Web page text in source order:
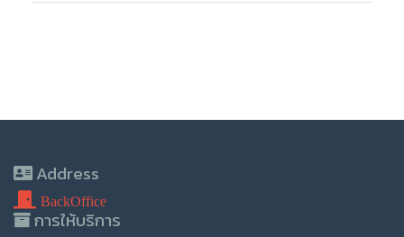
Address
BackOffice
การให้บริการ